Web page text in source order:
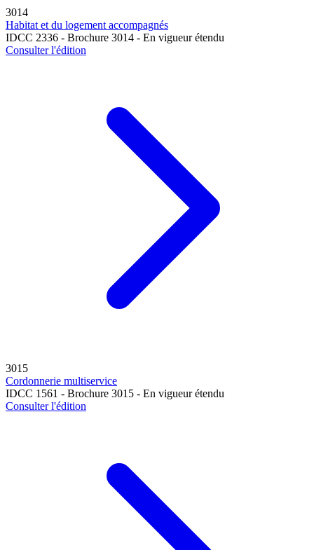
3014
Habitat et du logement accompagnés
IDCC 2336 - Brochure 3014 - En vigueur étendu
Consulter l'édition
3015
Cordonnerie multiservice
IDCC 1561 - Brochure 3015 - En vigueur étendu
Consulter l'édition